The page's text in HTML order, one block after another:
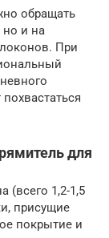
обращать
но и на
При
для
(всего 1,2-1,5
присущие
покрытие и